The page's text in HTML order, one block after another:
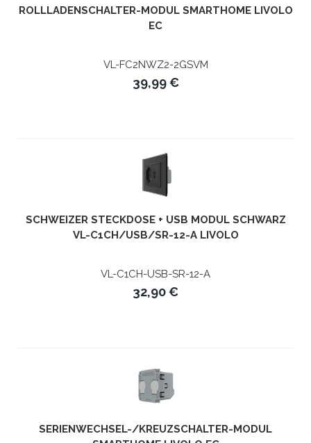
ROLLLADENSCHALTER-MODUL SMARTHOME LIVOLO
EC
VL-FC2NWZ2-2GSVM
39,99 €
SCHWEIZER STECKDOSE + USB MODUL SCHWARZ
VL-C1CH/USB/SR-12-A LIVOLO
VL-C1CH-USB-SR-12-A
32,90 €
SERIENWECHSEL-/KREUZSCHALTER-MODUL